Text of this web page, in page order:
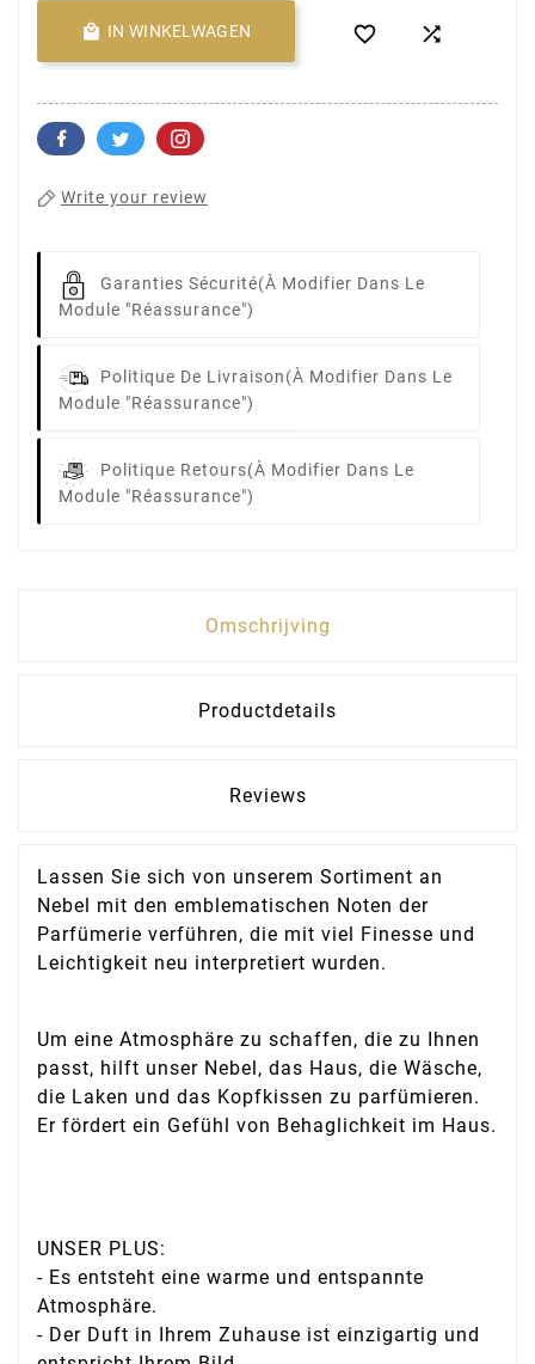
 IN WINKELWAGEN  
Write your review
Garanties Sécurité(à Modifier Dans Le
Module "Réassurance")
Politique De Livraison(à Modifier Dans Le
Module "Réassurance")
Politique Retours(à Modifier Dans Le
Module "Réassurance")
Omschrijving
Productdetails
Reviews
Lassen Sie sich von unserem Sortiment an
Nebel mit den emblematischen Noten der
Parfümerie verführen, die mit viel Finesse und
Leichtigkeit neu interpretiert wurden.
Um eine Atmosphäre zu schaffen, die zu Ihnen
passt, hilft unser Nebel, das Haus, die Wäsche,
die Laken und das Kopfkissen zu parfümieren.
Er fördert ein Gefühl von Behaglichkeit im Haus.
UNSER PLUS:
- Es entsteht eine warme und entspannte
Atmosphäre.
- Der Duft in Ihrem Zuhause ist einzigartig und